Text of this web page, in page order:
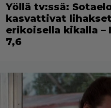
Yöllä tv:ssä:
kasvattivat
erikoisella kikalla –
7,6